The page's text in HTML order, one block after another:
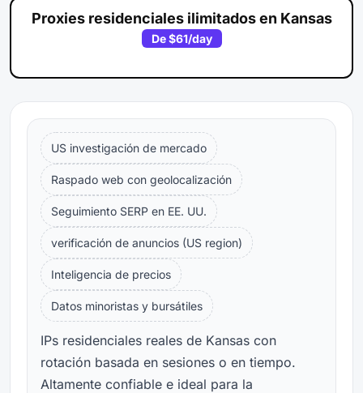
Proxies residenciales ilimitados en Kansas
De$61/day
US investigación de mercado
Raspado web con geolocalización
Seguimiento SERP en EE. UU.
verificación de anuncios (US region)
Inteligencia de precios
Datos minoristas y bursátiles
IPs residenciales reales de Kansas con
rotación basada en sesiones o en tiempo.
Altamente confiable e ideal para la